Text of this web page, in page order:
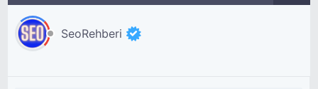
SeoRehberi